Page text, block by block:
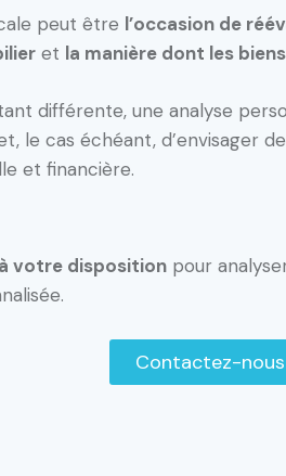
peut être l’occasion de
et la manière dont les
différente, une analyse
le cas échéant, d’envisager
et financière.
votre dispositionpour
Contactez-nous